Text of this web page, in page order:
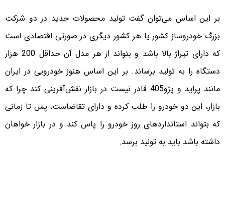
بر این اساس می‌توان گفت تولید محصولات جدید در دو شرکت
بزرگ خودروساز کشور یا هر کشور دیگری در صورتی اقتصادی است
که دارای تیراژ بالا باشد و بتواند از هر مدل آن حداقل 200 هزار
دستگاه را به تولید برساند. بر این اساس هنوز خودرویی در ایران
مانند پراید و پژو‌405 قادر نیست در بازار نقش‌آفرینی کند چرا که
بازار، این دو خودرو را طلب کرده و دارای تقاضاست، پس تا زمانی
که بتواند استانداردهای روز خودرو را پاس کند و در بازار خواهان
داشته باشد باید به تولید برسد.